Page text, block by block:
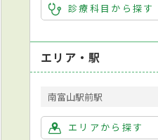
診療科目から探す
エリア・駅
南富山駅前駅
エリアから探す